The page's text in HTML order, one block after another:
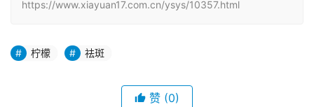
https://www.xiayuan17.com.cn/ysys/10357.html
柠檬 祛斑
赞 (0)